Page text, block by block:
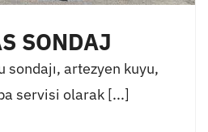
SONDAJ
sondajı, artezyen kuyu,
servisi olarak [...]